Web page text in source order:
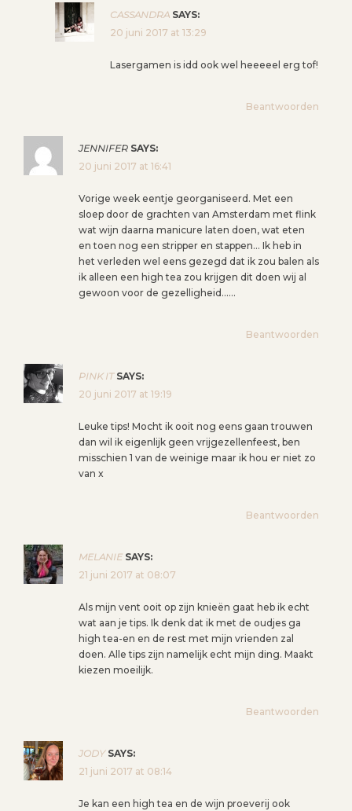
CASSANDRA SAYS:
20 juni 2017 at 13:29
Lasergamen is idd ook wel heeeeel erg tof!
Beantwoorden
JENNIFER SAYS:
20 juni 2017 at 16:41
Vorige week eentje georganiseerd. Met een
sloep door de grachten van Amsterdam met flink
wat wijn daarna manicure laten doen, wat eten
en toen nog een stripper en stappen… Ik heb in
het verleden wel eens gezegd dat ik zou balen als
ik alleen een high tea zou krijgen dit doen wij al
gewoon voor de gezelligheid……
Beantwoorden
PINK IT SAYS:
20 juni 2017 at 19:19
Leuke tips! Mocht ik ooit nog eens gaan trouwen
dan wil ik eigenlijk geen vrijgezellenfeest, ben
misschien 1 van de weinige maar ik hou er niet zo
van x
Beantwoorden
MELANIE SAYS:
21 juni 2017 at 08:07
Als mijn vent ooit op zijn knieën gaat heb ik echt
wat aan je tips. Ik denk dat ik met de oudjes ga
high tea-en en de rest met mijn vrienden zal
doen. Alle tips zijn namelijk echt mijn ding. Maakt
kiezen moeilijk.
Beantwoorden
JODY SAYS:
21 juni 2017 at 08:14
Je kan een high tea en de wijn proeverij ook